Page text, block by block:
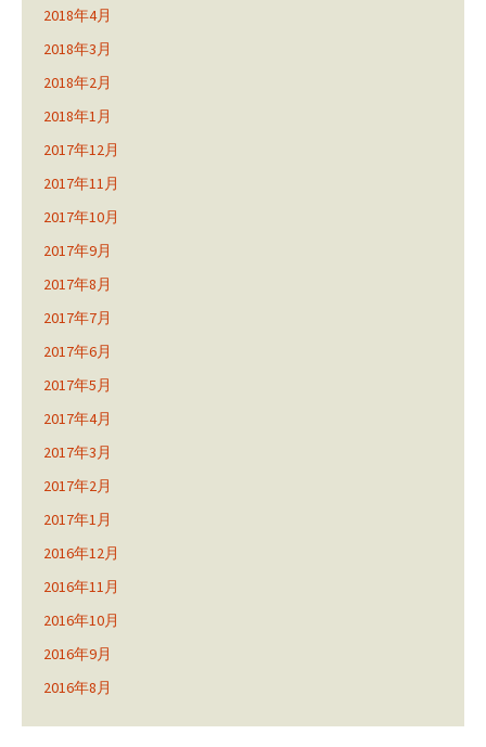
2018年4月
2018年3月
2018年2月
2018年1月
2017年12月
2017年11月
2017年10月
2017年9月
2017年8月
2017年7月
2017年6月
2017年5月
2017年4月
2017年3月
2017年2月
2017年1月
2016年12月
2016年11月
2016年10月
2016年9月
2016年8月